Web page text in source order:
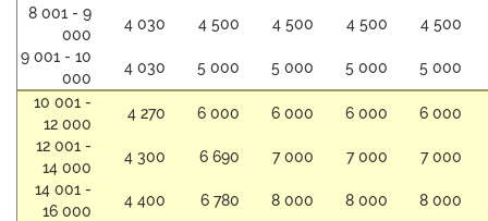
8 001 - 9
000
4 030 4 500 4 500 4 500
4 500
9 001 - 10
000
4 030 5 000 5 000 5 000
5 000
10 001 -
12 000
4 270 6 000 6 000 6 000
6 000
12 001 -
14 000
4 300 6 690 7 000 7 000
7 000
14 001 -
16 000
4 400 6 780 8 000 8 000
8 000